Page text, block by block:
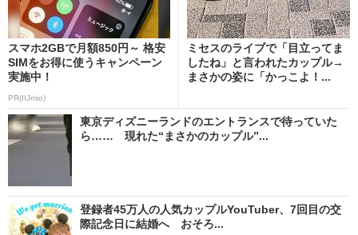
スマホ2GBで月額850円～ 格安
SIMをお得に使うキャンペーン
実施中！
PR(IIJmio)
ミセスのライブで「目立ってま
したね」と言われたカップル→
まさかの姿に「かっこよ！...
東京ディズニーランドのエントランスで待っていた
ら…… 現れた“まさかのカップル”...
登録者45万人の人気カップルYouTuber、7回目の交
際記念日に結婚へ おそろ...